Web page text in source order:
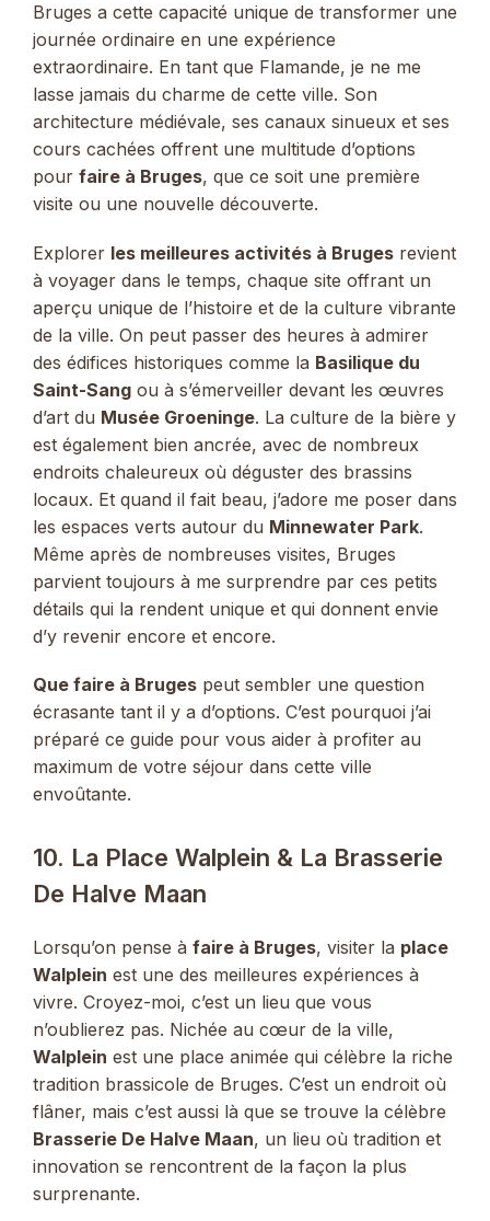
Bruges a cette capacité unique de transformer une
journée ordinaire en une expérience
extraordinaire. En tant que Flamande, je ne me
lasse jamais du charme de cette ville. Son
architecture médiévale, ses canaux sinueux et ses
cours cachées offrent une multitude d’options
pour faire à Bruges, que ce soit une première
visite ou une nouvelle découverte.
Explorer les meilleures activités à Bruges revient
à voyager dans le temps, chaque site offrant un
aperçu unique de l’histoire et de la culture vibrante
de la ville. On peut passer des heures à admirer
des édifices historiques comme la Basilique du
Saint-Sang ou à s’émerveiller devant les œuvres
d’art du Musée Groeninge. La culture de la bière y
est également bien ancrée, avec de nombreux
endroits chaleureux où déguster des brassins
locaux. Et quand il fait beau, j’adore me poser dans
les espaces verts autour du Minnewater Park.
Même après de nombreuses visites, Bruges
parvient toujours à me surprendre par ces petits
détails qui la rendent unique et qui donnent envie
d’y revenir encore et encore.
Que faire à Bruges peut sembler une question
écrasante tant il y a d’options. C’est pourquoi j’ai
préparé ce guide pour vous aider à profiter au
maximum de votre séjour dans cette ville
envoûtante.
10. La Place Walplein & La Brasserie
De Halve Maan
Lorsqu’on pense à faire à Bruges, visiter la place
Walplein est une des meilleures expériences à
vivre. Croyez-moi, c’est un lieu que vous
n’oublierez pas. Nichée au cœur de la ville,
Walplein est une place animée qui célèbre la riche
tradition brassicole de Bruges. C’est un endroit où
flâner, mais c’est aussi là que se trouve la célèbre
Brasserie De Halve Maan, un lieu où tradition et
innovation se rencontrent de la façon la plus
surprenante.